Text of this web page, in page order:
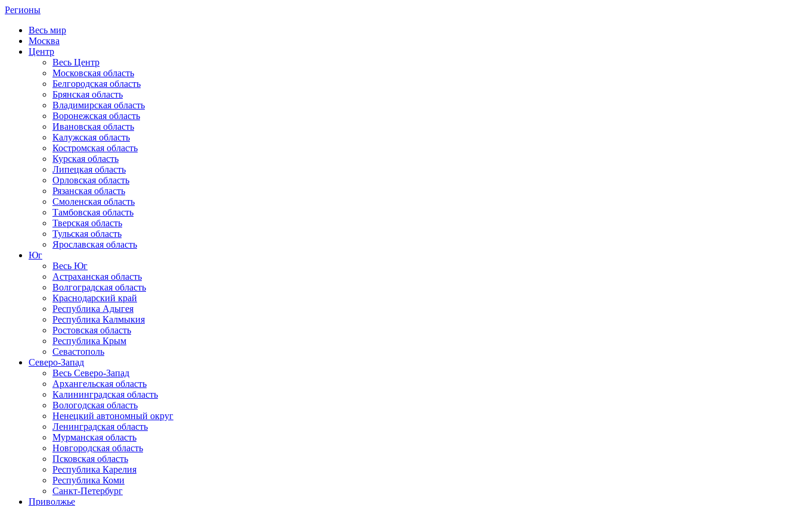
Регионы
Весь мир
Москва
Центр
Весь Центр
Московская область
Белгородская область
Брянская область
Владимирская область
Воронежская область
Ивановская область
Калужская область
Костромская область
Курская область
Липецкая область
Орловская область
Рязанская область
Смоленская область
Тамбовская область
Тверская область
Тульская область
Ярославская область
Юг
Весь Юг
Астраханская область
Волгоградская область
Краснодарский край
Республика Адыгея
Республика Калмыкия
Ростовская область
Республика Крым
Севастополь
Северо-Запад
Весь Северо-Запад
Архангельская область
Калининградская область
Вологодская область
Ненецкий автономный округ
Ленинградская область
Мурманская область
Новгородская область
Псковская область
Республика Карелия
Республика Коми
Санкт-Петербург
Приволжье